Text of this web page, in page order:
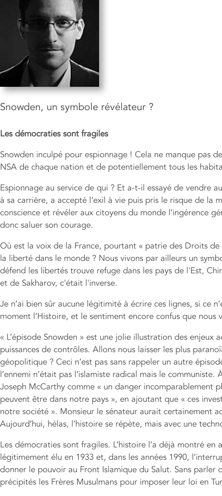
Snowden, un symbole révélateur ?
Les démocraties sont fragiles
Snowden inculpé pour espionnage ! Cela ne manque pas
NSA de chaque nation et de potentiellement tous les
Espionnage au service de qui ? Et a-t-il essayé de vendre
à sa carrière, a accepté l’exil à vie puis pris le risque de la
conscience et révéler aux citoyens du monde l’ingérence
donc saluer son courage.
Où est la voix de la France, pourtant « patrie des Droits
la liberté dans le monde ? Nous vivons par ailleurs un
défend les libertés trouve refuge dans les pays de l'Est,
et de Sakharov, c'était l'inverse.
Je n’ai bien sûr aucune légitimité à écrire ces lignes, si ce
moment l’Histoire, et le sentiment encore confus que
« L’épisode Snowden » est une jolie illustration des
puissances de contrôles. Allons nous laisser les plus
géopolitique ? Ceci n’est pas sans rappeler un autre
l’ennemi n’était pas l’islamiste radical mais le
Joseph McCarthy comme « un danger incomparablement
peuvent être dans notre pays », en ajoutant que « ces
notre société ». Monsieur le sénateur aurait certainement
Aujourd’hui, hélas, l’histoire se répète, mais avec une
Les démocraties sont fragiles. L’histoire l’a déjà montré
légitimement élu en 1933 et, dans les années 1990,
donner le pouvoir au Front Islamique du Salut. Sans
précipités les Frères Musulmans pour imposer leur loi en